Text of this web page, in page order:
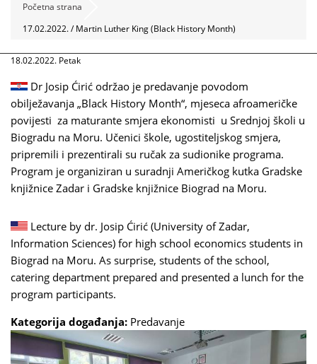
Početna strana
17.02.2022. / Martin Luther King (Black History Month)
18.02.2022. Petak
Dr Josip Ćirić održao je predavanje povodom
obilježavanja „Black History Month“, mjeseca afroameričke
povijesti za maturante smjera ekonomisti u Srednjoj školi u
Biogradu na Moru. Učenici škole, ugostiteljskog smjera,
pripremili i prezentirali su ručak za sudionike programa.
Program je organiziran u suradnji Američkog kutka Gradske
knjižnice Zadar i Gradske knjižnice Biograd na Moru.
Lecture by dr. Josip Ćirić (University of Zadar,
Information Sciences) for high school economics students in
Biograd na Moru. As surprise, students of the school,
catering department prepared and presented a lunch for the
program participants.
Kategorija događanja: Predavanje